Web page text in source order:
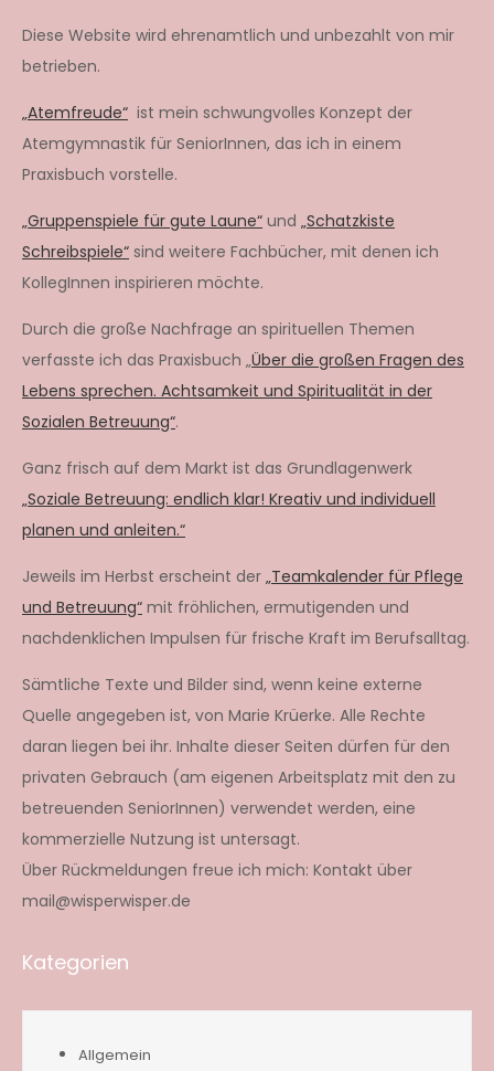
Diese Website wird ehrenamtlich und unbezahlt von mir
betrieben.
„Atemfreude“ ist mein schwungvolles Konzept der
Atemgymnastik für SeniorInnen, das ich in einem
Praxisbuch vorstelle.
„Gruppenspiele für gute Laune“ und „Schatzkiste
Schreibspiele“ sind weitere Fachbücher, mit denen ich
KollegInnen inspirieren möchte.
Durch die große Nachfrage an spirituellen Themen
verfasste ich das Praxisbuch „Über die großen Fragen des
Lebens sprechen. Achtsamkeit und Spiritualität in der
Sozialen Betreuung“.
Ganz frisch auf dem Markt ist das Grundlagenwerk
„Soziale Betreuung: endlich klar! Kreativ und individuell
planen und anleiten.“
Jeweils im Herbst erscheint der „Teamkalender für Pflege
und Betreuung“ mit fröhlichen, ermutigenden und
nachdenklichen Impulsen für frische Kraft im Berufsalltag.
Sämtliche Texte und Bilder sind, wenn keine externe
Quelle angegeben ist, von Marie Krüerke. Alle Rechte
daran liegen bei ihr. Inhalte dieser Seiten dürfen für den
privaten Gebrauch (am eigenen Arbeitsplatz mit den zu
betreuenden SeniorInnen) verwendet werden, eine
kommerzielle Nutzung ist untersagt.
Über Rückmeldungen freue ich mich: Kontakt über
mail@wisperwisper.de
Kategorien
Allgemein